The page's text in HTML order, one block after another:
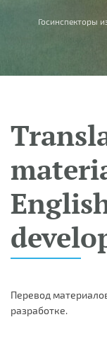
You are
Госинспекторы
Перевод
разработке.